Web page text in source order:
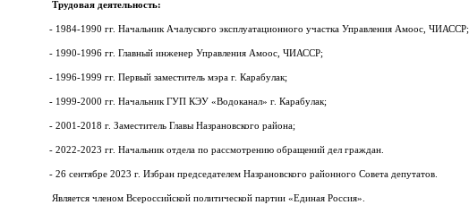
Трудовая деятельность:
- 1984-1990 гг. Начальник Ачалуского эксплуатационного участка Управления Амоос, ЧИАССР;
- 1990-1996 гг. Главный инженер Управления Амоос, ЧИАССР;
- 1996-1999 гг. Первый заместитель мэра г. Карабулак;
- 1999-2000 гг. Начальник ГУП КЭУ «Водоканал» г. Карабулак;
- 2001-2018 г. Заместитель Главы Назрановского района;
- 2022-2023 гг. Начальник отдела по рассмотрению обращений дел граждан.
- 26 сентябре 2023 г. Избран председателем Назрановского районного Совета депутатов.
Является членом Всероссийской политической партии «Единая Россия».